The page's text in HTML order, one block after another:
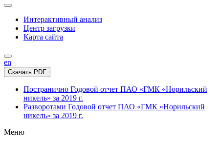
Интерактивный анализ
Центр загрузки
Карта сайта
en
Скачать PDF
Постранично Годовой отчет ПАО «ГМК «Норильский
никель» за 2019 г.
Разворотами Годовой отчет ПАО «ГМК «Норильский
никель» за 2019 г.
Меню